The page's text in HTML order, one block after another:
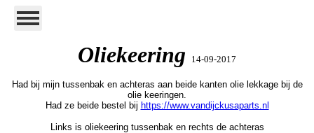
Oliekeering 14-09-2017
Had bij mijn tussenbak en achteras aan beide kanten olie lekkage bij de
olie keeringen.
Had ze beide bestel bij https://www.vandijckusaparts.nl
Links is oliekeering tussenbak en rechts de achteras